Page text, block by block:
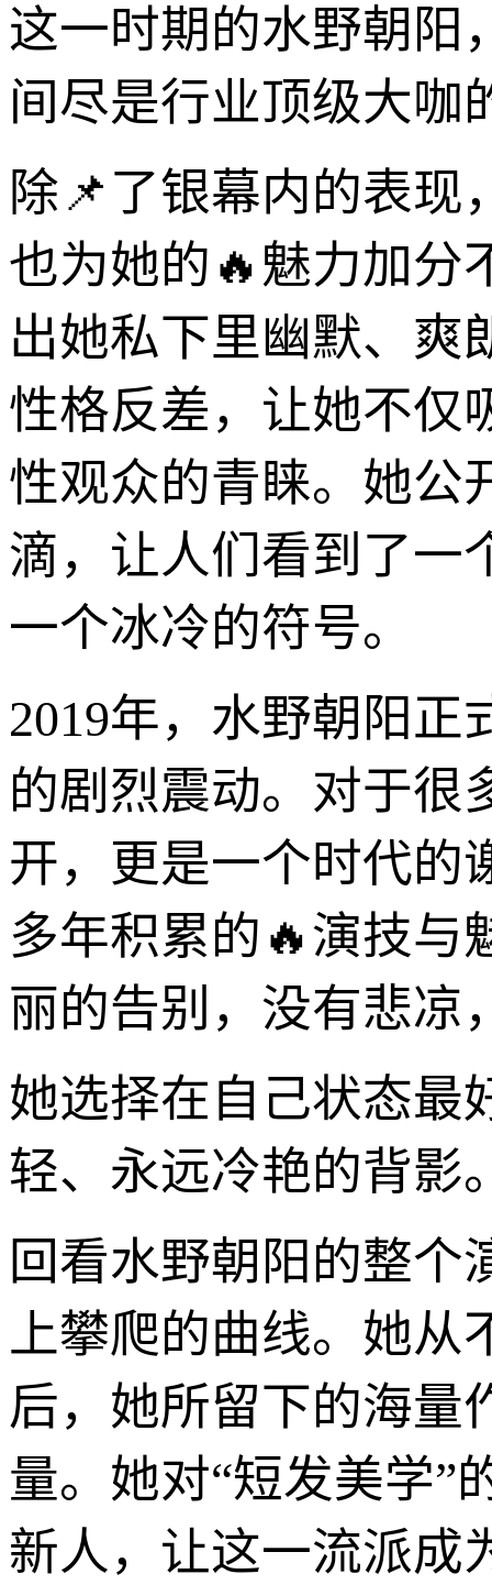
这一时期的水野朝阳
间尽是行业顶级大咖
除📌了银幕内的表现
也为她的🔥魅力加分
出她私下里幽默、爽
性格反差，让她不仅
性观众的青睐。她公
滴，让人们看到了一
一个冰冷的符号。
2019年，水野朝阳
的剧烈震动。对于很
开，更是一个时代的
多年积累的🔥演技与
丽的告别，没有悲凉
她选择在自己状态最
轻、永远冷艳的背影
回看水野朝阳的整个
上攀爬的曲线。她从
后，她所留下的海量
量。她对“短发美学”
新人，让这一流派成